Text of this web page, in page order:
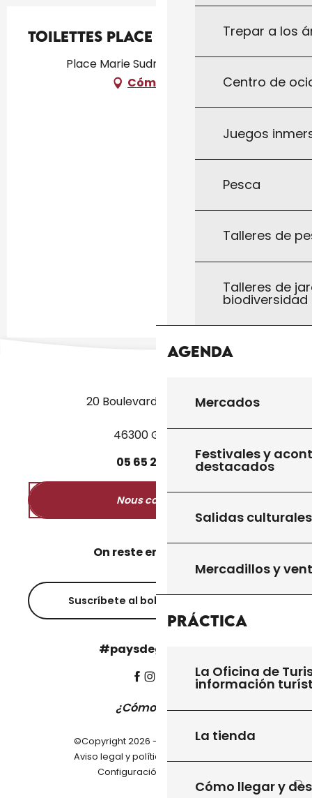
Trepar a los
Centro de
Juegos
Pesca
Talleres de
Talleres de
biodiversidad
Agenda
Mercados
Festivales y
destacados
Salidas culturales
Mercadillos y
Práctica
La Oficina de
información
La tienda
Cómo llegar y
Toilettes Place
Place Marie Sudre, 46340 Salviac
Cómo llegar
20 Boulevard des Martyrs
46300 Gourdon
05 65 27 50
Nous contacter
On reste en contact ?
Suscríbete al boletín informativo
#paysdegourdon !
¿Cómo llegar?
©Copyright 2026 - Pays de Gourdon
Aviso legal y política de privacidad
Configuración de cookies